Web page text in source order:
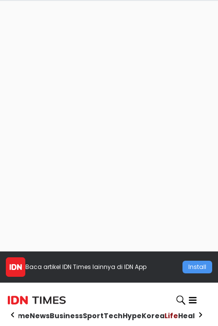
Baca artikel IDN Times lainnya di IDN App Install
HomeNewsBusinessSportTechHypeKoreaLifeHealth